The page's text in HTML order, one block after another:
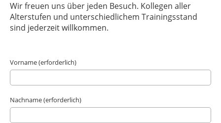
Wir freuen uns über jeden Besuch. Kollegen aller
Alterstufen und unterschiedlichem Trainingsstand
sind jederzeit willkommen.
Vorname (erforderlich)
Nachname (erforderlich)